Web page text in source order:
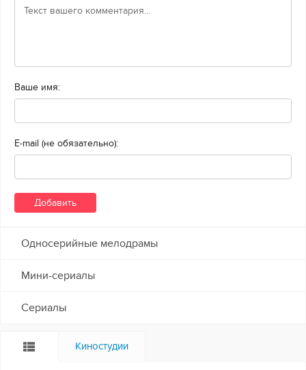
Ваше имя:
E-mail (не обязательно):
Односерийные мелодрамы
Мини-сериалы
Сериалы
Киностудии